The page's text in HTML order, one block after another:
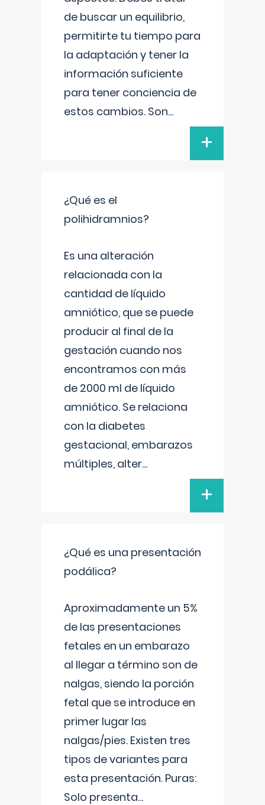
de buscar un equilibrio,
permitirte tu tiempo para
la adaptación y tener la
información suficiente
para tener conciencia de
estos cambios. Son...
+
¿Qué es el
polihidramnios?
Es una alteración
relacionada con la
cantidad de líquido
amniótico, que se puede
producir al final de la
gestación cuando nos
encontramos con más
de 2000 ml de líquido
amniótico. Se relaciona
con la diabetes
gestacional, embarazos
múltiples, alter...
+
¿Qué es una presentación
podálica?
Aproximadamente un 5%
de las presentaciones
fetales en un embarazo
al llegar a término son de
nalgas, siendo la porción
fetal que se introduce en
primer lugar las
nalgas/pies. Existen tres
tipos de variantes para
esta presentación. Puras:
Solo presenta...